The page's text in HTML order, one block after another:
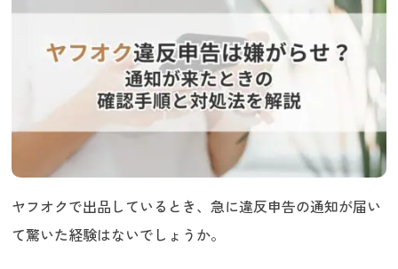
ヤフオクで出品しているとき、急に違反申告の通知が届い
て驚いた経験はないでしょうか。